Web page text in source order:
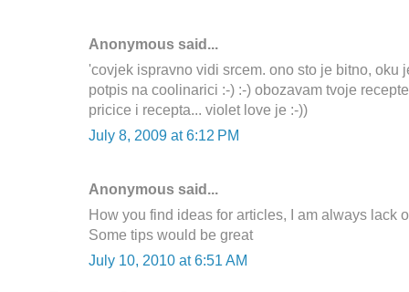
Anonymous said...
'covjek ispravno vidi srcem. ono sto je bitno, oku
potpis na coolinarici :-) :-) obozavam tvoje
pricice i recepta... violet love je :-))
July 8, 2009 at 6:12 PM
Anonymous said...
How you find ideas for articles, I am always lack
Some tips would be great
July 10, 2010 at 6:51 AM